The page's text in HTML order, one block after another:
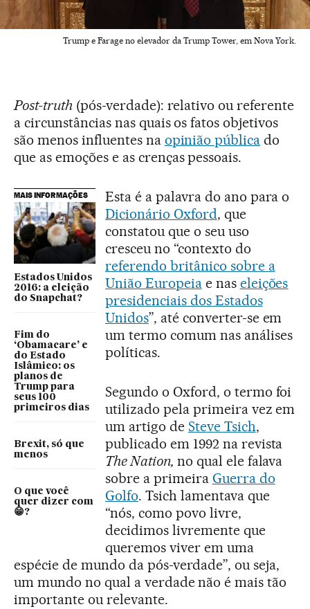
Trump e Farage no elevador da Trump Tower, em Nova York.
Post-truth(pós-verdade): relativo ou referente
a circunstâncias nas quais os fatos objetivos
são menos influentes na opinião pública do
que as emoções e as crenças pessoais.
MAIS INFORMAÇÕES
Estados Unidos
2016: a eleição
do Snapchat?
Fim do
‘Obamacare’ e
do Estado
Islâmico: os
planos de
Trump para
seus 100
primeiros dias
Brexit, só que
menos
O que você
quer dizer com
😁?
Esta é a palavra do ano para o
Dicionário Oxford, que
constatou que o seu uso
cresceu no “contexto do
referendo britânico sobre a
União Europeiae nas eleições
presidenciais dos Estados
Unidos”, até converter-se em
um termo comum nas análises
políticas.
Segundo o Oxford, o termo foi
utilizado pela primeira vez em
um artigo de Steve Tsich,
publicado em 1992 na revista
The Nation, no qual ele falava
sobre a primeira Guerra do
Golfo. Tsich lamentava que
“nós, como povo livre,
decidimos livremente que
queremos viver em uma
espécie de mundo da pós-verdade”, ou seja,
um mundo no qual a verdade não é mais tão
importante ou relevante.